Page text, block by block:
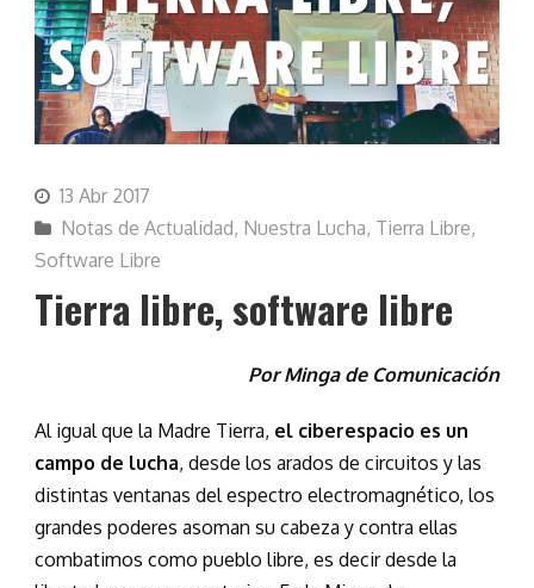
13 Abr 2017
Notas de Actualidad, Nuestra Lucha, Tierra Libre,
Software Libre
Tierra libre, software libre
Por Minga de Comunicación
Al igual que la Madre Tierra, el ciberespacio es un
campo de lucha, desde los arados de circuitos y las
distintas ventanas del espectro electromagnético, los
grandes poderes asoman su cabeza y contra ellas
combatimos como pueblo libre, es decir desde la